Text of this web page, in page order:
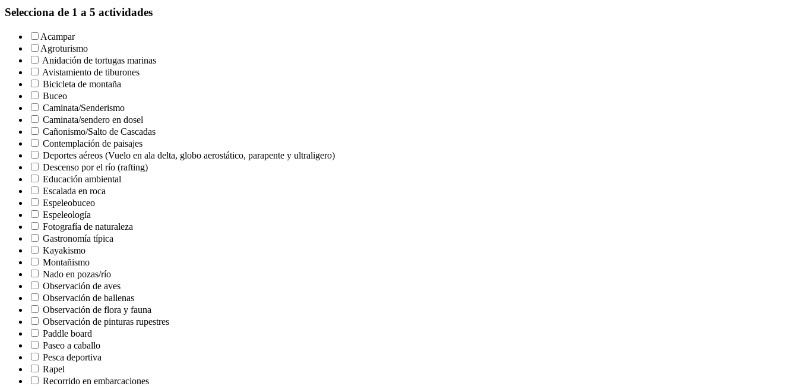
Selecciona de 1 a 5 actividades
Acampar
Agroturismo
Anidación de tortugas marinas
Avistamiento de tiburones
Bicicleta de montaña
Buceo
Caminata/Senderismo
Caminata/sendero en dosel
Cañonismo/Salto de Cascadas
Contemplación de paisajes
Deportes aéreos (Vuelo en ala delta, globo aerostático, parapente y ultraligero)
Descenso por el río (rafting)
Educación ambiental
Escalada en roca
Espeleobuceo
Espeleología
Fotografía de naturaleza
Gastronomía típica
Kayakismo
Montañismo
Nado en pozas/río
Observación de aves
Observación de ballenas
Observación de flora y fauna
Observación de pinturas rupestres
Paddle board
Paseo a caballo
Pesca deportiva
Rapel
Recorrido en embarcaciones